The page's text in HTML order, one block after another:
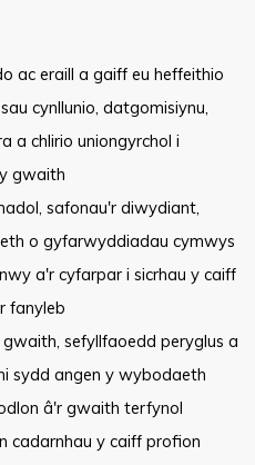
ac eraill a gaiff eu heffeithio
cynllunio, datgomisiynu,
a chlirio uniongyrchol i
gwaith
safonau'r diwydiant,
o gyfarwyddiadau cymwys
a'r cyfarpar i sicrhau y caiff
fanyleb
sefyllfaoedd peryglus a
sydd angen y wybodaeth
â'r gwaith terfynol
cadarnhau y caiff profion